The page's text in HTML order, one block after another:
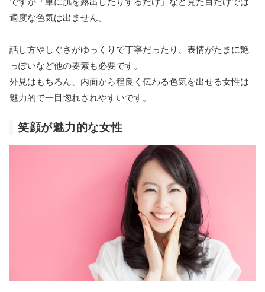
適度な色気は出ません。
話し方やしぐさがゆっくりで丁寧だったり、表情がたまに艶
っぽいなど他の要素も必要です。
外見はもちろん、内面から程良く伝わる色気を出せる女性は
魅力的で一目惚れされやすいです。
笑顔が魅力的な女性